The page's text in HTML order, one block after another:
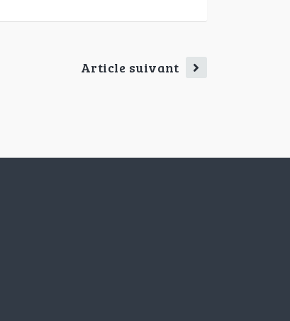
Article suivant